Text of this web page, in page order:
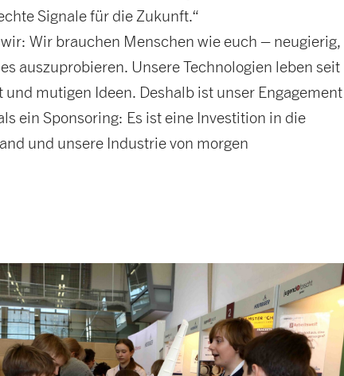
Signale für die Zukunft.“
wir: Wir brauchen Menschen wie euch – neugierig,
auszuprobieren. Unsere Technologien leben seit
mutigen Ideen. Deshalb ist unser Engagement
ein Sponsoring: Es ist eine Investition in die
und unsere Industrie von morgen